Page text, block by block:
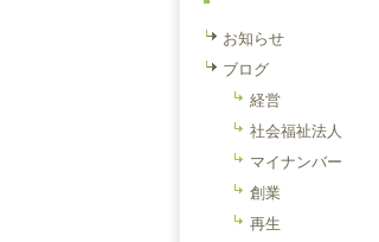
お知らせ
ブログ
経営
社会福祉法人
マイナンバー
創業
再生